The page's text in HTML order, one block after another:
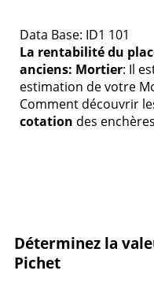
Data Base: ID1 101
La rentabilité du
anciens: Mortier: Il
estimation de votre
Comment découvrir
cotation des
Déterminez la
Pichet